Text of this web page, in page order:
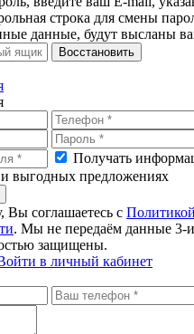
строка для смены
данные, будут высланы
Восстановить
Получать
выгодных предложениях
соглашаетесь с Политикой
. Мы не передаём данные 3-
защищены.
в личный кабинет